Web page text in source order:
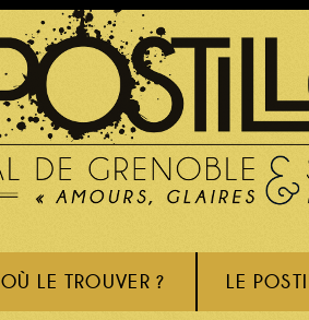
OÙ LE TROUVER ? LE